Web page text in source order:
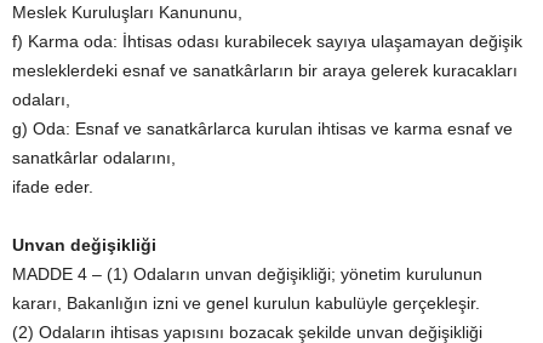
Meslek Kuruluşları Kanununu,
f) Karma oda: İhtisas odası kurabilecek sayıya ulaşamayan değişik
mesleklerdeki esnaf ve sanatkârların bir araya gelerek kuracakları
odaları,
g) Oda: Esnaf ve sanatkârlarca kurulan ihtisas ve karma esnaf ve
sanatkârlar odalarını,
ifade eder.
Unvan değişikliği
MADDE 4 – (1) Odaların unvan değişikliği; yönetim kurulunun
kararı, Bakanlığın izni ve genel kurulun kabulüyle gerçekleşir.
(2) Odaların ihtisas yapısını bozacak şekilde unvan değişikliği